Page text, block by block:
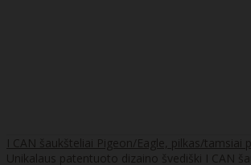
I CAN šaukšteliai Pigeon/Eagle, pilkas/tamsiai
Unikalaus patentuoto dizaino švediški I CAN